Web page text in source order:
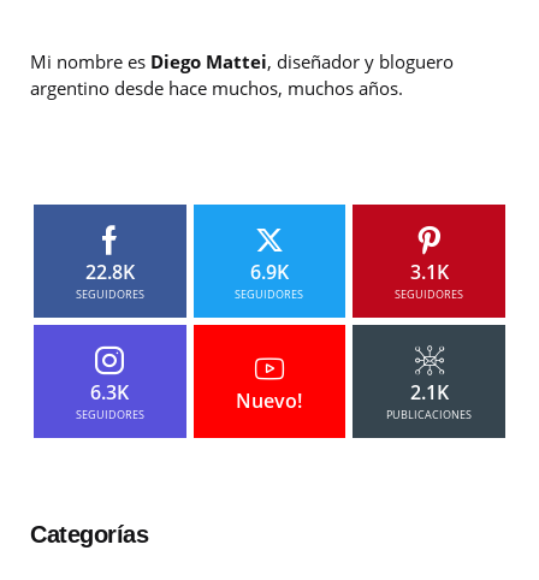
Mi nombre es Diego Mattei, diseñador y bloguero
argentino desde hace muchos, muchos años.
22.8K
SEGUIDORES
6.9K
SEGUIDORES
3.1K
SEGUIDORES
6.3K
SEGUIDORES
Nuevo! 2.1K
PUBLICACIONES
Categorías